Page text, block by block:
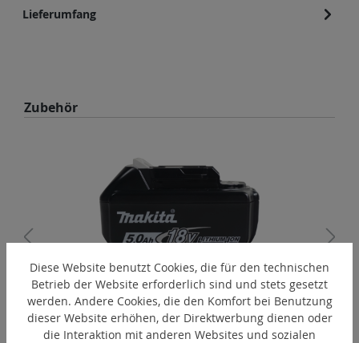
Lieferumfang
Produktgalerie überspringen
Zubehör
BL1850B
Makita Akku Lithium-Ionen 18 V
Diese Website benutzt Cookies, die für den technischen
Betrieb der Website erforderlich sind und stets gesetzt
werden. Andere Cookies, die den Komfort bei Benutzung
dieser Website erhöhen, der Direktwerbung dienen oder
die Interaktion mit anderen Websites und sozialen